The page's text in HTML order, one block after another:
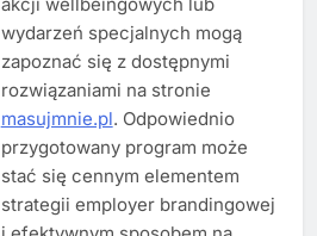
wydarzeń specjalnych mogą
zapoznać się z dostępnymi
rozwiązaniami na stronie
masujmnie.pl. Odpowiednio
przygotowany program może
stać się cennym elementem
strategii employer brandingowej